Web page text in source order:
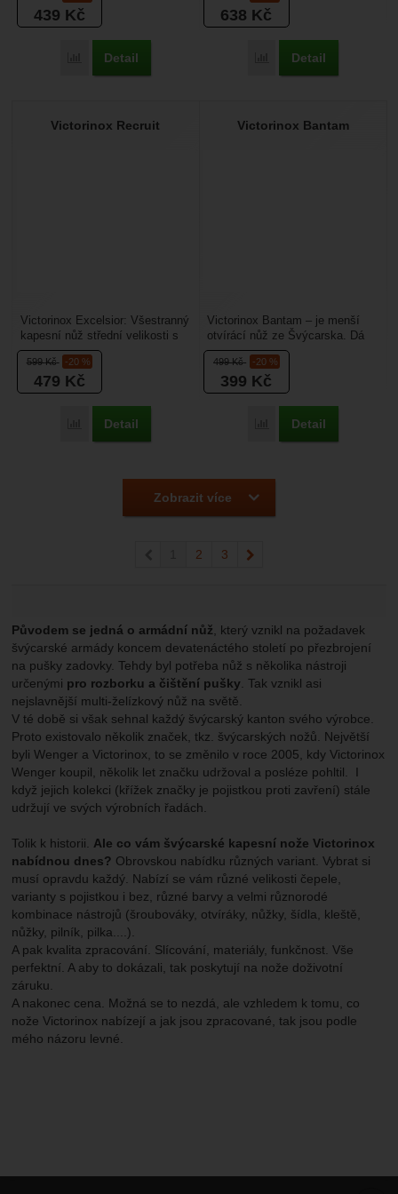
439 Kč
Přidat 'Victorinox Waiter' k porovnání
Detail
638 Kč
Přidat 'Victorinox
Detail
Victorinox Recruit
599Kč -20 %
479 Kč
Přidat 'Victorinox Recruit' k porovnání
Detail
Victorinox Excelsior: Všestranný
kapesní nůž střední velikosti s
délkou čepele 84 mm. Je vhodný
jako...
Victorinox Bantam
499Kč -20 %
399 Kč
Přidat 'Victorinox
Detail
Victorinox Bantam – je menší
otvírácí nůž ze Švýcarska. Dá
vám to, co od něj očekáváte,
vysoká kvalita...
Zobrazit více
předchozí
2 3
Původem se jedná o armádní nůž , který vznikl na požadavek
švýcarské armády koncem devatenáctého století po přezbrojení
na pušky zadovky. Tehdy byl potřeba nůž s několika nástroji
určenými pro rozborku a čištění pušky . Tak vznikl asi
nejslavnější multi-želízkový nůž na světě.
V té době si však sehnal každý švýcarský kanton svého výrobce.
Proto existovalo několik značek, tkz. švýcarských nožů. Největší
byli Wenger a Victorinox, to se změnilo v roce 2005, kdy Victorinox
Wenger koupil, několik let značku udržoval a posléze pohltil. I
když jejich kolekci (křížek značky je pojistkou proti zavření) stále
udržují ve svých výrobních řadách.
Tolik k historii. Ale co vám švýcarské kapesní nože Victorinox
nabídnou dnes? Obrovskou nabídku různých variant. Vybrat si
musí opravdu každý. Nabízí se vám různé velikosti čepele,
varianty s pojistkou i bez, různé barvy a velmi různorodé
kombinace nástrojů (šroubováky, otvíráky, nůžky, šídla, kleště,
nůžky, pilník, pilka....).
A pak kvalita zpracování. Slícování, materiály, funkčnost. Vše
perfektní. A aby to dokázali, tak poskytují na nože doživotní
záruku.
A nakonec cena. Možná se to nezdá, ale vzhledem k tomu, co
nože Victorinox nabízejí a jak jsou zpracované, tak jsou podle
mého názoru levné.